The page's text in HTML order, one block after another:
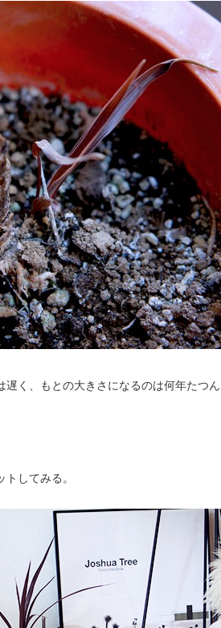
遅く、もとの大きさになるのは何年たつ
してみる。